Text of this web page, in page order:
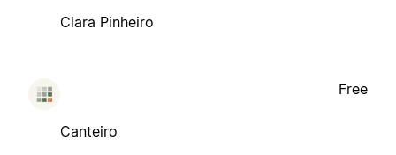
Clara Pinheiro
Canteiro
Free